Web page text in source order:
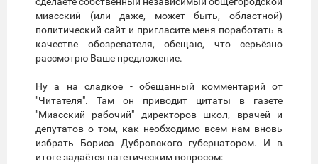
миасский (или даже, может быть, областной)
политический сайт и пригласите меня поработать в
качестве обозревателя, обещаю, что серьёзно
рассмотрю Ваше предложение.
Ну а на сладкое - обещанный комментарий от
"Читателя". Там он приводит цитаты в газете
"Миасский рабочий" директоров школ, врачей и
депутатов о том, как необходимо всем нам вновь
избрать Бориса Дубровского губернатором. И в
итоге задаётся патетическим вопросом: